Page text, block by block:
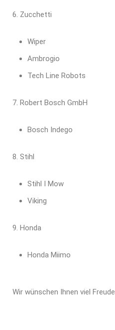
Zucchetti
Wiper
Ambrogio
Tech Line Robots
Robert Bosch GmbH
Bosch Indego
Stihl
Stihl I Mow
Viking
Honda
Honda Miimo
Wir wünschen Ihnen viel